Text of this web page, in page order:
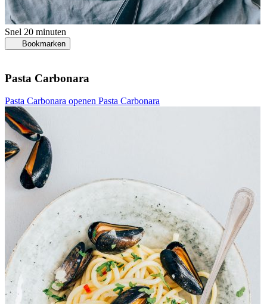
Snel 20 minuten
Bookmarken
Pasta Carbonara
Pasta Carbonara openen Pasta Carbonara